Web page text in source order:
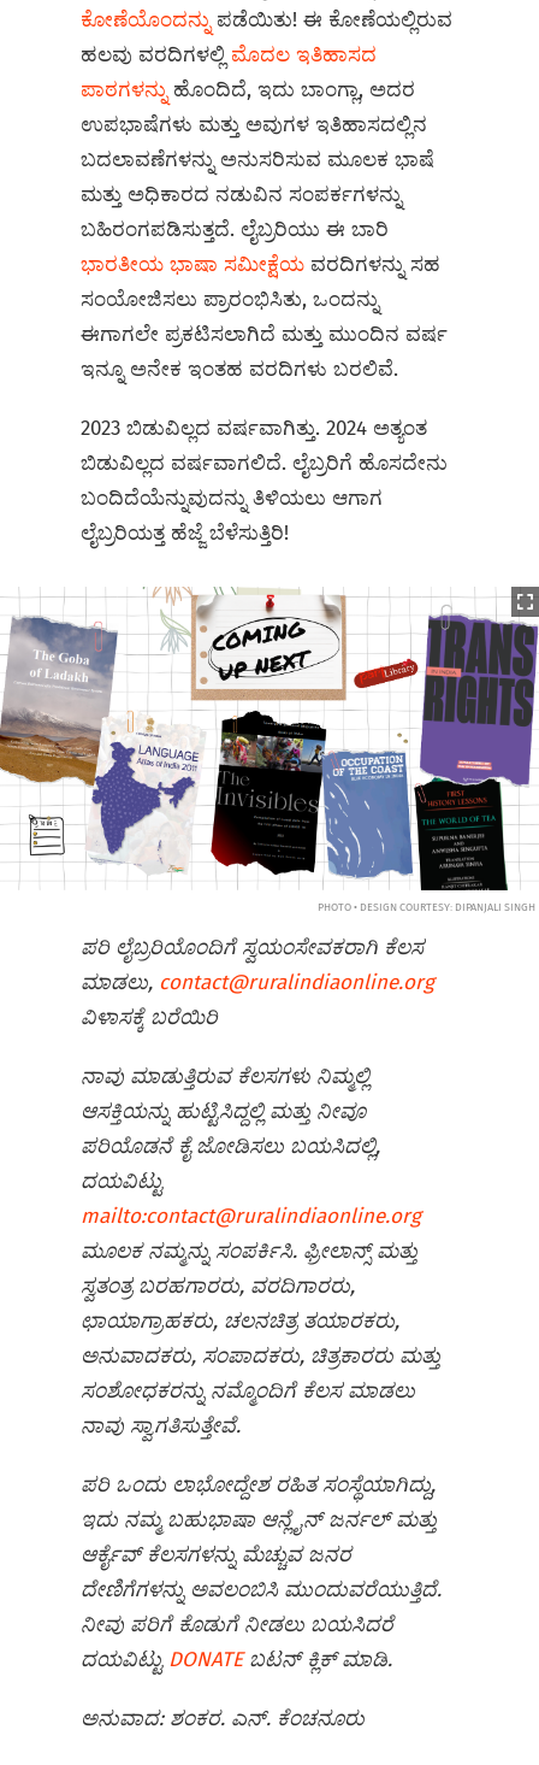
ಕೋಣೆಯೊಂದನ್ನು ಪಡೆಯಿತು! ಈ ಕೋಣೆಯಲ್ಲಿರುವ
ಹಲವು ವರದಿಗಳಲ್ಲಿ ಮೊದಲ ಇತಿಹಾಸದ
ಪಾಠಗಳನ್ನು ಹೊಂದಿದೆ, ಇದು ಬಾಂಗ್ಲಾ, ಅದರ
ಉಪಭಾಷೆಗಳು ಮತ್ತು ಅವುಗಳ ಇತಿಹಾಸದಲ್ಲಿನ
ಬದಲಾವಣೆಗಳನ್ನು ಅನುಸರಿಸುವ ಮೂಲಕ ಭಾಷೆ
ಮತ್ತು ಅಧಿಕಾರದ ನಡುವಿನ ಸಂಪರ್ಕಗಳನ್ನು
ಬಹಿರಂಗಪಡಿಸುತ್ತದೆ. ಲೈಬ್ರರಿಯು ಈ ಬಾರಿ
ಭಾರತೀಯ ಭಾಷಾ ಸಮೀಕ್ಷೆಯ ವರದಿಗಳನ್ನು ಸಹ
ಸಂಯೋಜಿಸಲು ಪ್ರಾರಂಭಿಸಿತು, ಒಂದನ್ನು
ಈಗಾಗಲೇ ಪ್ರಕಟಿಸಲಾಗಿದೆ ಮತ್ತು ಮುಂದಿನ ವರ್ಷ
ಇನ್ನೂ ಅನೇಕ ಇಂತಹ ವರದಿಗಳು ಬರಲಿವೆ.
2023 ಬಿಡುವಿಲ್ಲದ ವರ್ಷವಾಗಿತ್ತು. 2024 ಅತ್ಯಂತ
ಬಿಡುವಿಲ್ಲದ ವರ್ಷವಾಗಲಿದೆ. ಲೈಬ್ರರಿಗೆ ಹೊಸದೇನು
ಬಂದಿದೆಯೆನ್ನುವುದನ್ನು ತಿಳಿಯಲು ಆಗಾಗ
ಲೈಬ್ರರಿಯತ್ತ ಹೆಜ್ಜೆ ಬೆಳೆಸುತ್ತಿರಿ!
PHOTO • DESIGN COURTESY: DIPANJALI SINGH
ಪರಿ ಲೈಬ್ರರಿಯೊಂದಿಗೆ ಸ್ವಯಂಸೇವಕರಾಗಿ ಕೆಲಸ
ಮಾಡಲು, contact@ruralindiaonline.org
ವಿಳಾಸಕ್ಕೆ ಬರೆಯಿರಿ
ನಾವು ಮಾಡುತ್ತಿರುವ ಕೆಲಸಗಳು ನಿಮ್ಮಲ್ಲಿ
ಆಸಕ್ತಿಯನ್ನು ಹುಟ್ಟಿಸಿದ್ದಲ್ಲಿ ಮತ್ತು ನೀವೂ
ಪರಿಯೊಡನೆ ಕೈ ಜೋಡಿಸಲು ಬಯಸಿದಲ್ಲಿ,
ದಯವಿಟ್ಟು
mailto:contact@ruralindiaonline.org
ಮೂಲಕ ನಮ್ಮನ್ನು ಸಂಪರ್ಕಿಸಿ. ಫ್ರೀಲಾನ್ಸ್ ಮತ್ತು
ಸ್ವತಂತ್ರ ಬರಹಗಾರರು, ವರದಿಗಾರರು,
ಛಾಯಾಗ್ರಾಹಕರು, ಚಲನಚಿತ್ರ ತಯಾರಕರು,
ಅನುವಾದಕರು, ಸಂಪಾದಕರು, ಚಿತ್ರಕಾರರು ಮತ್ತು
ಸಂಶೋಧಕರನ್ನು ನಮ್ಮೊಂದಿಗೆ ಕೆಲಸ ಮಾಡಲು
ನಾವು ಸ್ವಾಗತಿಸುತ್ತೇವೆ.
ಪರಿ ಒಂದು ಲಾಭೋದ್ದೇಶ ರಹಿತ ಸಂಸ್ಥೆಯಾಗಿದ್ದು,
ಇದು ನಮ್ಮ ಬಹುಭಾಷಾ ಆನ್ಲೈನ್ ಜರ್ನಲ್ ಮತ್ತು
ಆರ್ಕೈವ್ ಕೆಲಸಗಳನ್ನು ಮೆಚ್ಚುವ ಜನರ
ದೇಣಿಗೆಗಳನ್ನು ಅವಲಂಬಿಸಿ ಮುಂದುವರೆಯುತ್ತಿದೆ.
ನೀವು ಪರಿಗೆ ಕೊಡುಗೆ ನೀಡಲು ಬಯಸಿದರೆ
ದಯವಿಟ್ಟು DONATEಬಟನ್‌ ಕ್ಲಿಕ್ ಮಾಡಿ.
ಅನುವಾದ: ಶಂಕರ. ಎನ್. ಕೆಂಚನೂರು